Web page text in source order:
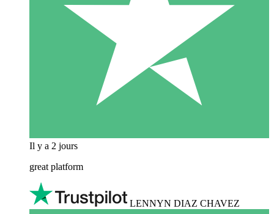
Il y a 2 jours
great platform
LENNYN DIAZ CHAVEZ